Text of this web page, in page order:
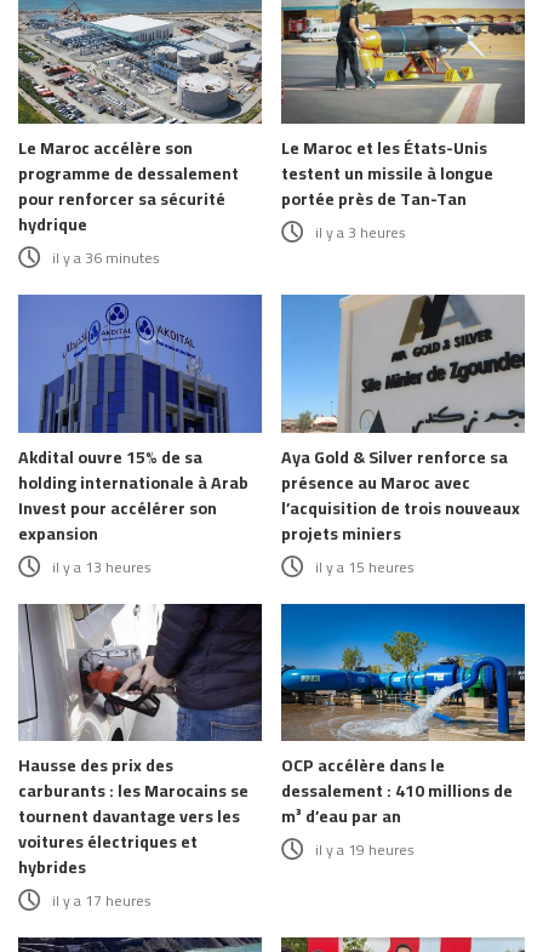
Le Maroc accélère son
programme de dessalement
pour renforcer sa sécurité
hydrique
il y a 36 minutes
Le Maroc et les États-Unis
testent un missile à longue
portée près de Tan-Tan
il y a 3 heures
Akdital ouvre 15% de sa
holding internationale à Arab
Invest pour accélérer son
expansion
il y a 13 heures
Aya Gold & Silver renforce sa
présence au Maroc avec
l’acquisition de trois nouveaux
projets miniers
il y a 15 heures
Hausse des prix des
carburants : les Marocains se
tournent davantage vers les
voitures électriques et
hybrides
il y a 17 heures
OCP accélère dans le
dessalement : 410 millions de
m³ d’eau par an
il y a 19 heures